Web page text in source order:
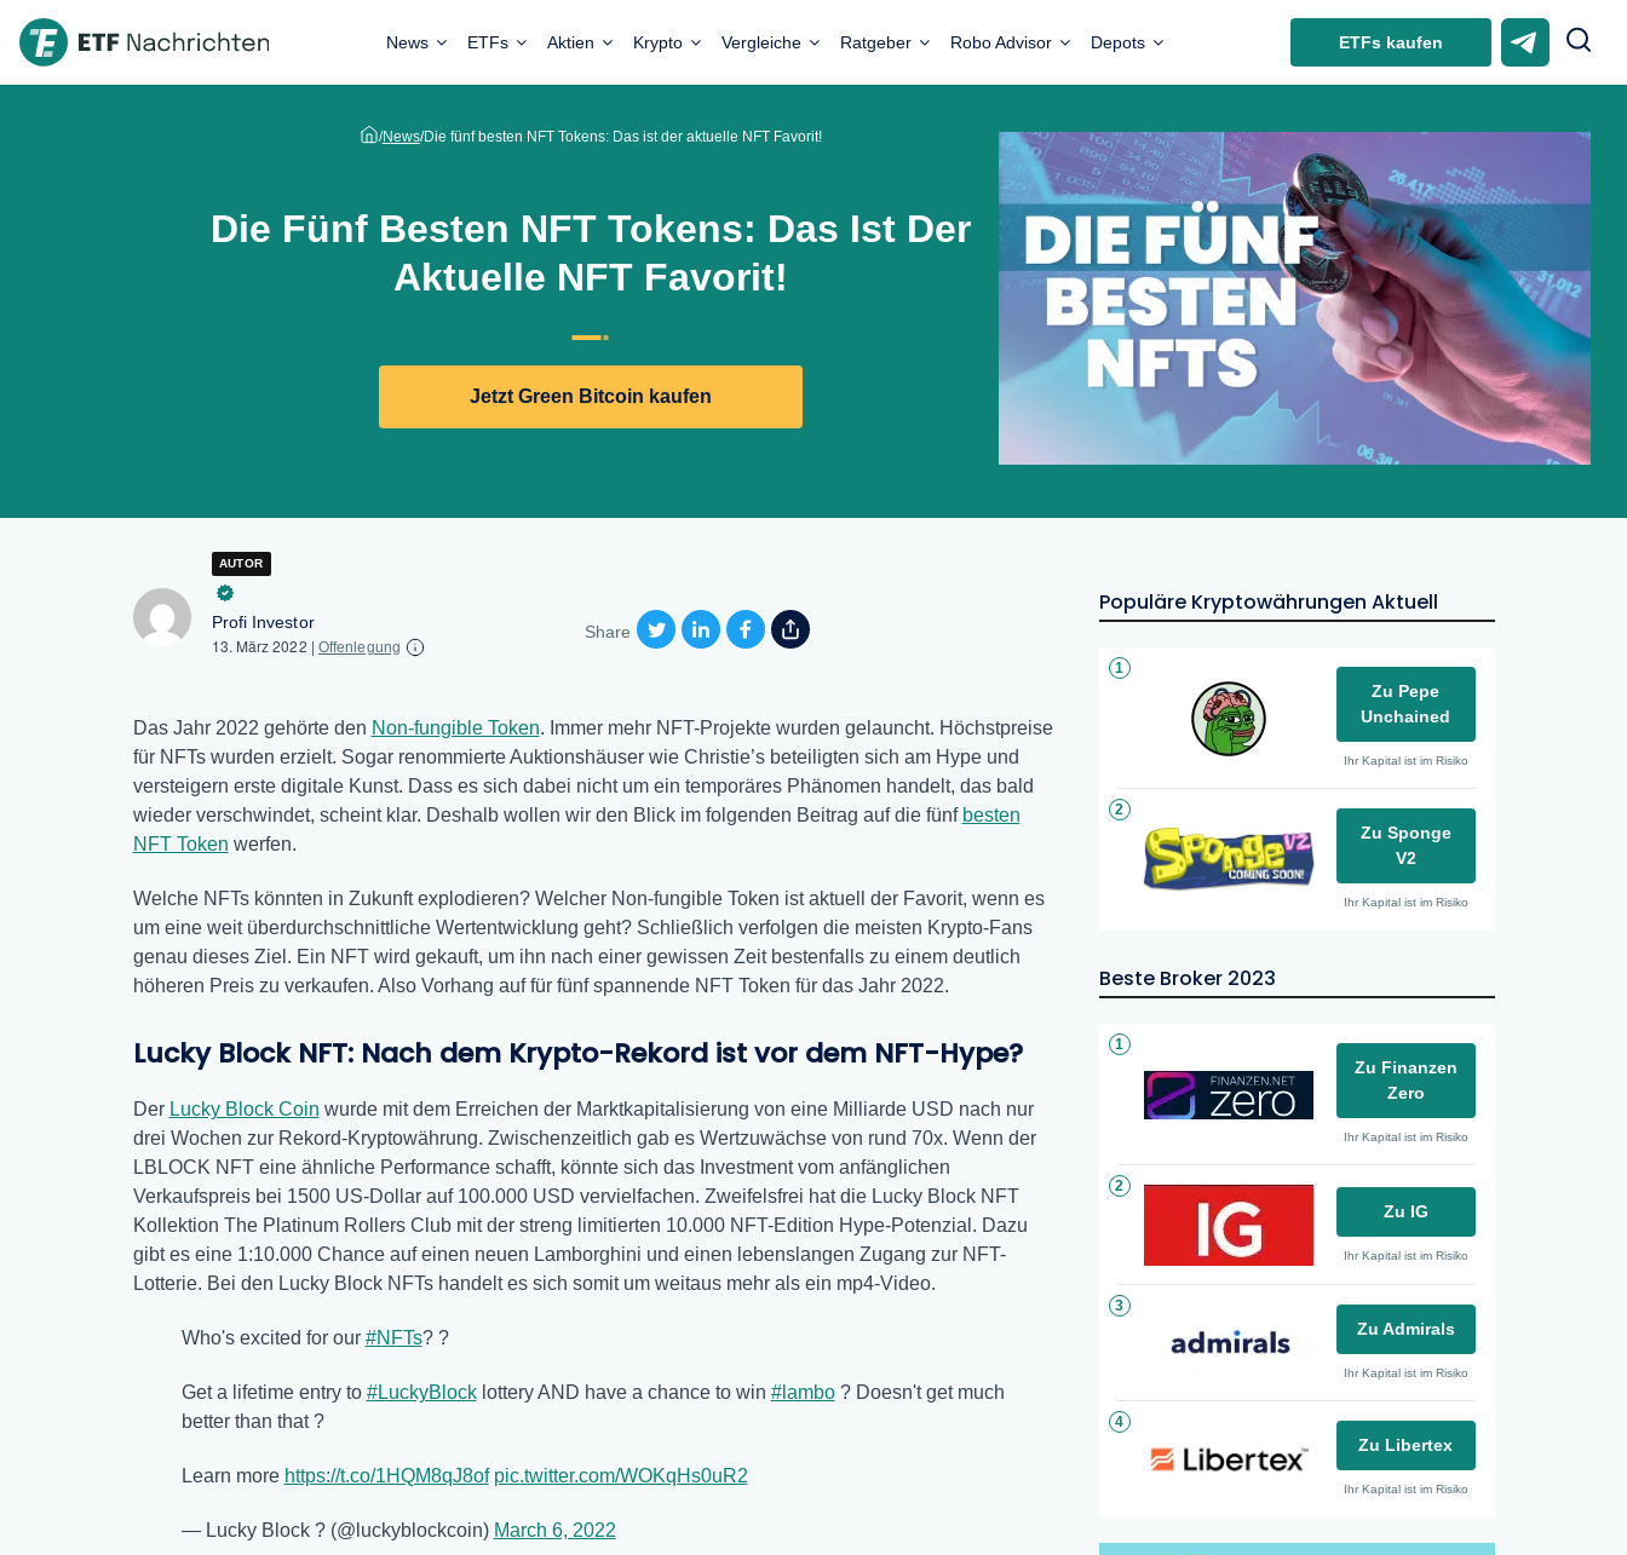
News ETFs Aktien Krypto Vergleiche Ratgeber Robo Advisor Depots ETFs kaufen
/News/Die fünf besten NFT Tokens: Das ist der aktuelle NFT Favorit!
Die Fünf Besten NFT Tokens: Das Ist Der
Aktuelle NFT Favorit!
Jetzt Green Bitcoin kaufen
AUTOR
Profi Investor
13. März 2022 | Offenlegung
Share
Das Jahr 2022 gehörte den Non-fungible Token. Immer mehr NFT-Projekte wurden gelauncht. Höchstpreise
für NFTs wurden erzielt. Sogar renommierte Auktionshäuser wie Christie’s beteiligten sich am Hype und
versteigern erste digitale Kunst. Dass es sich dabei nicht um ein temporäres Phänomen handelt, das bald
wieder verschwindet, scheint klar. Deshalb wollen wir den Blick im folgenden Beitrag auf die fünf besten
NFT Token werfen.
Welche NFTs könnten in Zukunft explodieren? Welcher Non-fungible Token ist aktuell der Favorit, wenn es
um eine weit überdurchschnittliche Wertentwicklung geht? Schließlich verfolgen die meisten Krypto-Fans
genau dieses Ziel. Ein NFT wird gekauft, um ihn nach einer gewissen Zeit bestenfalls zu einem deutlich
höheren Preis zu verkaufen. Also Vorhang auf für fünf spannende NFT Token für das Jahr 2022.
Lucky Block NFT: Nach dem Krypto-Rekord ist vor dem NFT-Hype?
Der Lucky Block Coin wurde mit dem Erreichen der Marktkapitalisierung von eine Milliarde USD nach nur
drei Wochen zur Rekord-Kryptowährung. Zwischenzeitlich gab es Wertzuwächse von rund 70x. Wenn der
LBLOCK NFT eine ähnliche Performance schafft, könnte sich das Investment vom anfänglichen
Verkaufspreis bei 1500 US-Dollar auf 100.000 USD vervielfachen. Zweifelsfrei hat die Lucky Block NFT
Kollektion The Platinum Rollers Club mit der streng limitierten 10.000 NFT-Edition Hype-Potenzial. Dazu
gibt es eine 1:10.000 Chance auf einen neuen Lamborghini und einen lebenslangen Zugang zur NFT-
Lotterie. Bei den Lucky Block NFTs handelt es sich somit um weitaus mehr als ein mp4-Video.
Who's excited for our #NFTs? ?
Get a lifetime entry to #LuckyBlocklottery AND have a chance to win #lambo?️ Doesn't get much
better than that ?
Learn more https://t.co/1HQM8qJ8of pic.twitter.com/WOKqHs0uR2
— Lucky Block ? (@luckyblockcoin) March 6, 2022
Populäre Kryptowährungen Aktuell
1
Zu Pepe
Unchained
Ihr Kapital ist im Risiko
2
Zu Sponge
V2
Ihr Kapital ist im Risiko
Beste Broker 2023
1
Zu Finanzen
Zero
Ihr Kapital ist im Risiko
2
Zu IG
Ihr Kapital ist im Risiko
3
Zu Admirals
Ihr Kapital ist im Risiko
4
Zu Libertex
Ihr Kapital ist im Risiko